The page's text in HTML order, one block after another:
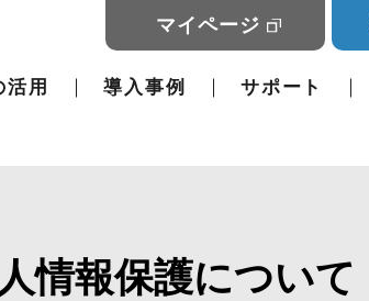
活用 導入事例 サポート
マイページ
情報保護について